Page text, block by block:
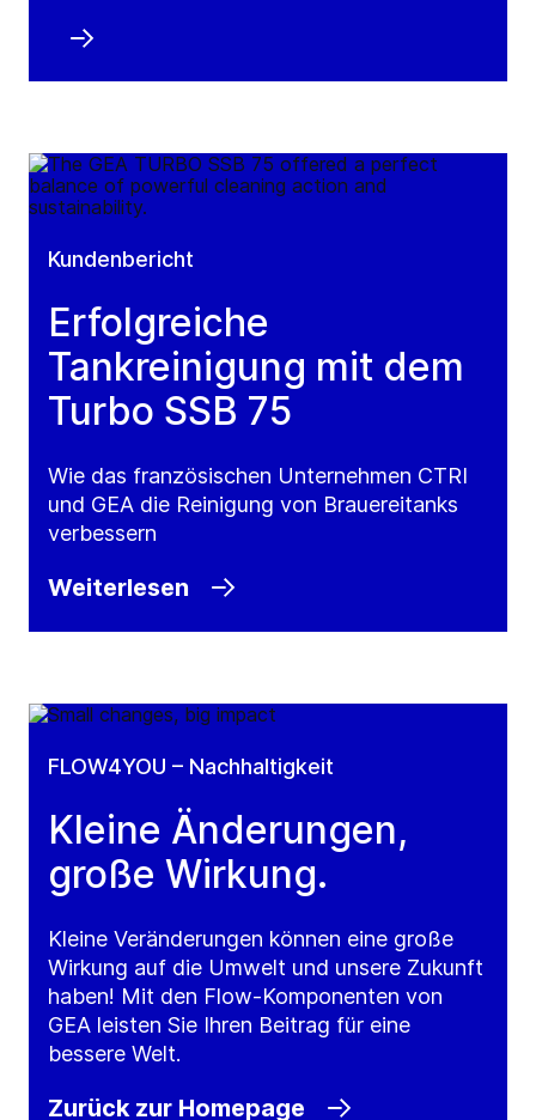
Kundenbericht
Erfolgreiche
Tankreinigung mit dem
Turbo SSB 75
Wie das französischen Unternehmen CTRI
und GEA die Reinigung von Brauereitanks
verbessern
Weiterlesen
FLOW4YOU – Nachhaltigkeit
Kleine Änderungen,
große Wirkung.
Kleine Veränderungen können eine große
Wirkung auf die Umwelt und unsere Zukunft
haben! Mit den Flow-Komponenten von
GEA leisten Sie Ihren Beitrag für eine
bessere Welt.
Zurück zur Homepage